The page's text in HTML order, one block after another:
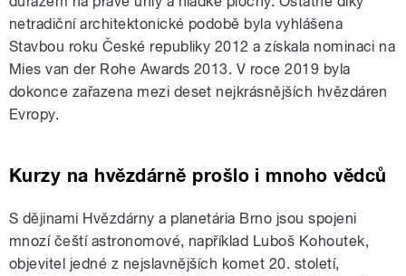
netradiční architektonické podobě byla vyhlášena
Stavbou roku České republiky 2012 a získala nominaci na
Mies van der Rohe Awards 2013. V roce 2019 byla
dokonce zařazena mezi deset nejkrásnějších hvězdáren
Evropy.
Kurzy na hvězdárně prošlo i mnoho vědců
S dějinami Hvězdárny a planetária Brno jsou spojeni
mnozí čeští astronomové, například Luboš Kohoutek,
objevitel jedné z nejslavnějších komet 20. století,